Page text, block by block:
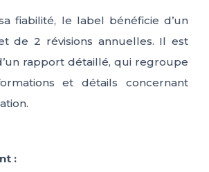
fiabilité, le label bénéficie d’un
de 2 révisions annuelles. Il est
rapport détaillé, qui regroupe
et détails concernant
: